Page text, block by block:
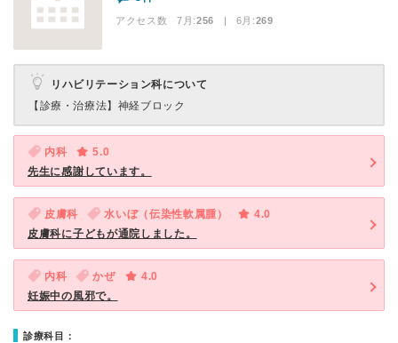
アクセス数 7月:256 | 6月:269
リハビリテーション科について
【診療・治療法】 神経ブロック
内科
5.0
先生に感謝しています。
皮膚科 水いぼ（伝染性軟属腫）
4.0
皮膚科に子どもが通院しました。
内科 かぜ
4.0
妊娠中の風邪で。
診療科目：